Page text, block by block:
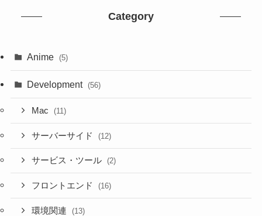
Category
Anime (5)
Development (56)
Mac (11)
サーバーサイド (12)
サービス・ツール (2)
フロントエンド (16)
環境関連 (13)